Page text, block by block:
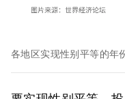
各地区实现性别平等的年